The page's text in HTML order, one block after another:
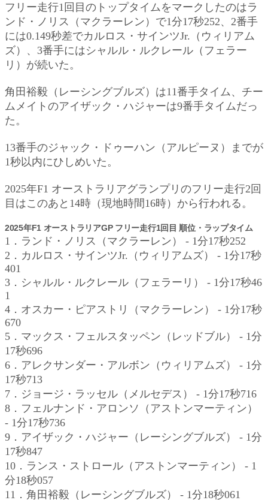
フリー走行1回目のトップタイムをマークしたのはラ
ンド・ノリス（マクラーレン）で1分17秒252、2番手
には0.149秒差でカルロス・サインツJr.（ウィリアム
ズ）、3番手にはシャルル・ルクレール（フェラー
リ）が続いた。
角田裕毅（レーシングブルズ）は11番手タイム、チー
ムメイトのアイザック・ハジャーは9番手タイムだっ
た。
13番手のジャック・ドゥーハン（アルピーヌ）までが
1秒以内にひしめいた。
2025年F1 オーストラリアグランプリのフリー走行2回
目はこのあと14時（現地時間16時）から行われる。
2025年F1 オーストラリアGP フリー走行1回目 順位・ラップタイム
1．ランド・ノリス（マクラーレン） - 1分17秒252
2．カルロス・サインツJr.（ウィリアムズ） - 1分17秒
401
3．シャルル・ルクレール（フェラーリ） - 1分17秒46
1
4．オスカー・ピアストリ（マクラーレン） - 1分17秒
670
5．マックス・フェルスタッペン（レッドブル） - 1分
17秒696
6．アレクサンダー・アルボン（ウィリアムズ） - 1分
17秒713
7．ジョージ・ラッセル（メルセデス） - 1分17秒716
8．フェルナンド・アロンソ（アストンマーティン）
- 1分17秒736
9．アイザック・ハジャー（レーシングブルズ） - 1分
17秒847
10．ランス・ストロール（アストンマーティン） - 1
分18秒057
11．角田裕毅（レーシングブルズ） - 1分18秒061